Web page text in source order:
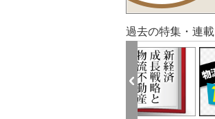
過去の特集・連載